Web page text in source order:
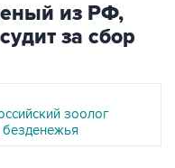
из РФ,
за сбор
зоолог